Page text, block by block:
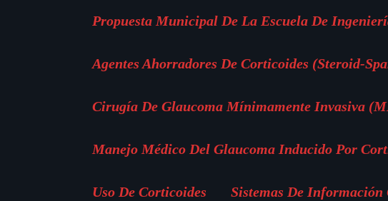
Propuesta Municipal De La Escuela De
Agentes Ahorradores De Corticoides (Steroid-
Cirugía De Glaucoma Mínimamente Invasiva
Manejo Médico Del Glaucoma Inducido Por
Uso De Corticoides Sistemas De Información